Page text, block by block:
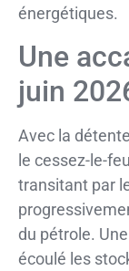
énergétiques.
Une
juin
Avec la
le cessez-le-
transitant par
du pétrole.
écoulé les